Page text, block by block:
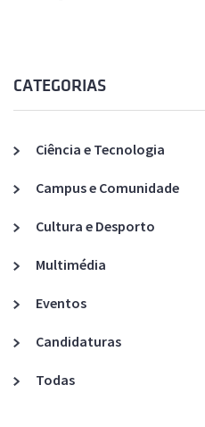
CATEGORIAS
Ciência e Tecnologia
Campus e Comunidade
Cultura e Desporto
Multimédia
Eventos
Candidaturas
Todas